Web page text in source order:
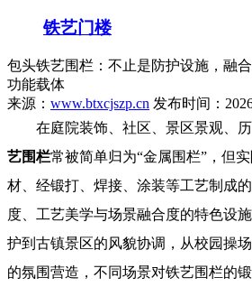
铁艺门楼
包头铁艺围栏：不止是防护设施，融
功能载体
来源： www.btxcjszp.cn 发布时间：
在庭院装饰、社区、景区景观、历
艺围栏常被简单归为“金属围栏”，但
材、经锻打、焊接、涂装等工艺制成
度、工艺美学与场景融合度的特色设
护到古镇景区的风貌协调，从校园操
的氛围营造，不同场景对铁艺围栏的